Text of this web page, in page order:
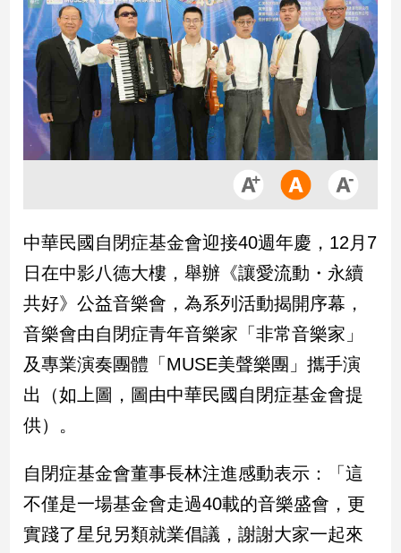
股
市
房
地
產
品
政
治
政
治
焦
品
觀
點
民
國
會
點
中華民國自閉症基金會迎接40週年慶，12月7
日在中影八德大樓，舉辦《讓愛流動・永續
共好》公益音樂會，為系列活動揭開序幕，
音樂會由自閉症青年音樂家「非常音樂家」
及專業演奏團體「MUSE美聲樂團」攜手演
出（如上圖，圖由中華民國自閉症基金會提
供）。
自閉症基金會董事長林注進感動表示：「這
不僅是一場基金會走過40載的音樂盛會，更
實踐了星兒另類就業倡議，謝謝大家一起來